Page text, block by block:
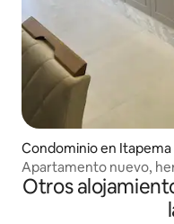
Condominio en Itapema
Apartamento nuevo,
Otros